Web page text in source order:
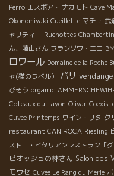
Perro エスポア・ ナカモト Cave
Okonomiyaki Cueillette マチュ 武
ャリティー Ruchottes Chambertin
ん、藤山さん フランソワ・エコ
ロワール Domaine de la Roche
ャ(猫のラベル）
パリ
びそう orgamic
Coteaux du Layon Olivar
Cuvee Printemps ワイン・リタ ク
restaurant CAN ROCA Riesling
ストロ・イタリアンレストラン「グ
ピオッシュの林さん Salon des
モワセ Cuvee Le Rang du Merle